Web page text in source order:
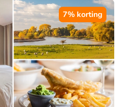
7% korting